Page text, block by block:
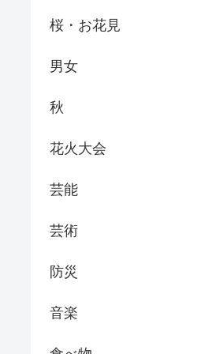
桜・お花見
男女
秋
花火大会
芸能
芸術
防災
音楽